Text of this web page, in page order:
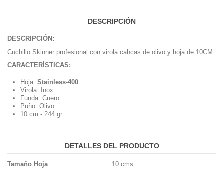
DESCRIPCIÓN
DESCRIPCIÓN:
Cuchillo Skinner profesional con virola cahcas de olivo y hoja de 10CM.
CARACTERÍSTICAS:
Hoja: Stainless-400
Virola: Inox
Funda: Cuero
Puño: Olivo
10 cm - 244 gr
DETALLES DEL PRODUCTO
Tamaño Hoja
10 cms